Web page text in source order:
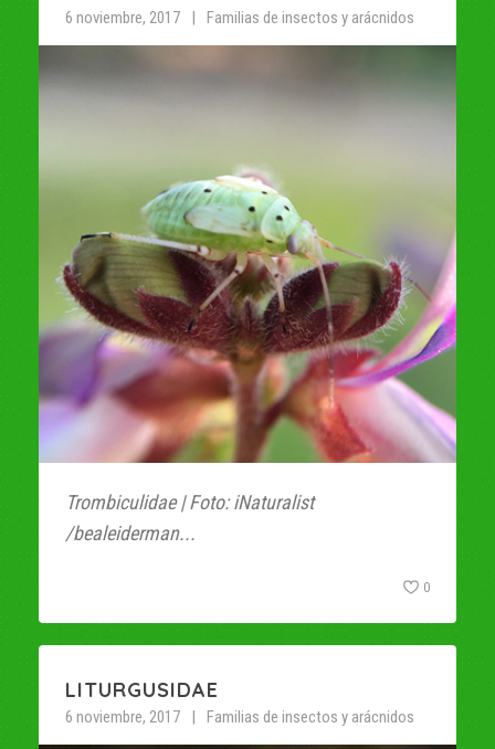
6 noviembre, 2017 Familias de insectos y arácnidos
Trombiculidae | Foto: iNaturalist
/bealeiderman...
0
LITURGUSIDAE
6 noviembre, 2017 Familias de insectos y arácnidos